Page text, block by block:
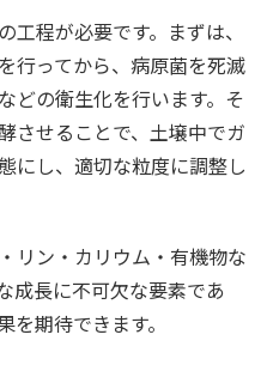
程が必要です。まずは、
行ってから、病原菌を死滅
どの衛生化を行います。そ
させることで、土壌中でガ
にし、適切な粒度に調整し
リン・カリウム・有機物な
成長に不可欠な要素であ
期待できます。